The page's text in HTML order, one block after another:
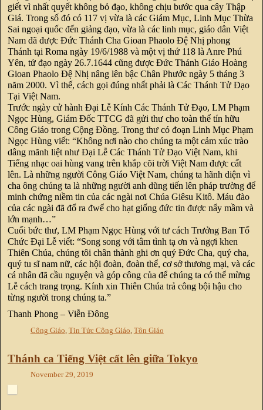
giết vì nhất quyết không bỏ đạo, không chịu bước qua cây Thập
Giá. Trong số đó có 117 vị vừa là các Giám Mục, Linh Mục Thừa
Sai ngoại quốc đến giảng đạo, vừa là các linh mục, giáo dân Việt
Nam đã được Đức Thánh Cha Gioan Phaolo Đệ Nhị phong
Thánh tại Roma ngày 19/6/1988 và một vị thứ 118 là Anre Phú
Yên, tử đạo ngày 26.7.1644 cũng được Đức Thánh Giáo Hoàng
Gioan Phaolo Đệ Nhị nâng lên bậc Chân Phước ngày 5 tháng 3
năm 2000. Vì thế, cách gọi đúng nhất phải là Các Thánh Tử Đạo
Tại Việt Nam.
Trước ngày cử hành Đại Lễ Kính Các Thánh Tử Đạo, LM Phạm
Ngọc Hùng, Giám Đốc TTCG đã gửi thư cho toàn thể tín hữu
Công Giáo trong Cộng Đồng. Trong thư có đoạn Linh Mục Phạm
Ngọc Hùng viết: “Không nơi nào cho chúng ta một cảm xúc trào
dâng mãnh liệt như Đại Lễ Các Thánh Tử Đạo Việt Nam, khi
Tiếng nhạc oai hùng vang trên khắp cõi trời Việt Nam được cất
lên. Là những người Công Giáo Việt Nam, chúng ta hãnh diện vì
cha ông chúng ta là những người anh dũng tiến lên pháp trường để
minh chứng niềm tin của các ngài nơi Chúa Giêsu Kitô. Máu đào
của các ngài đã đổ ra đwể cho hạt giống đức tin được nẩy mầm và
lớn mạnh…”
Cuối bức thư, LM Phạm Ngọc Hùng với tư cách Trưởng Ban Tổ
Chức Đại Lễ viết: “Song song với tâm tình tạ ơn và ngợi khen
Thiên Chúa, chúng tôi chân thành ghi ơn quý Đức Cha, quý cha,
quý tu sĩ nam nữ, các hội đoàn, đoàn thể, cơ sở thương mại, và các
cá nhân đã cầu nguyện và góp công của để chúng ta có thể mừng
Lễ cách trang trọng. Kính xin Thiên Chúa trả công bội hậu cho
từng người trong chúng ta.”
Thanh Phong – Viễn Đông
Công Giáo, Tin Tức Công Giáo, Tôn Giáo
Thánh ca Tiếng Việt cất lên giữa Tokyo
November 29, 2019